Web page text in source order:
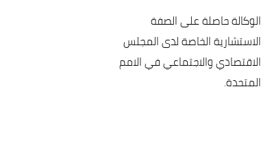
الوكالة حاصلة على الصفة
الاستشارية الخاصة لدى المجلس
الاقتصادي والاجتماعي في الامم
المتحدة.